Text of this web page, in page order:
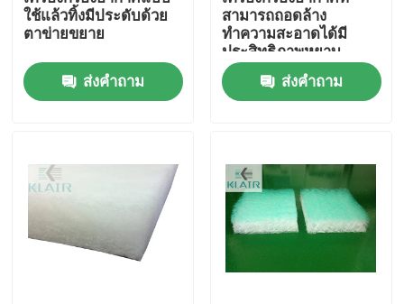
ควบคุมคุณภาพ
ติดต่อเรา
เครื่องกรองอากาศถุง
เครื่องกรองอากาศ HVAC
ใช้แล้วทิ้งมีประดับด้วย
ตาข่ายขยาย
ส่งคำถาม
สามารถถอดล้าง
ทำความสะอาดได้มี
ประสิทธิภาพหยาบ
ส่งคำถาม